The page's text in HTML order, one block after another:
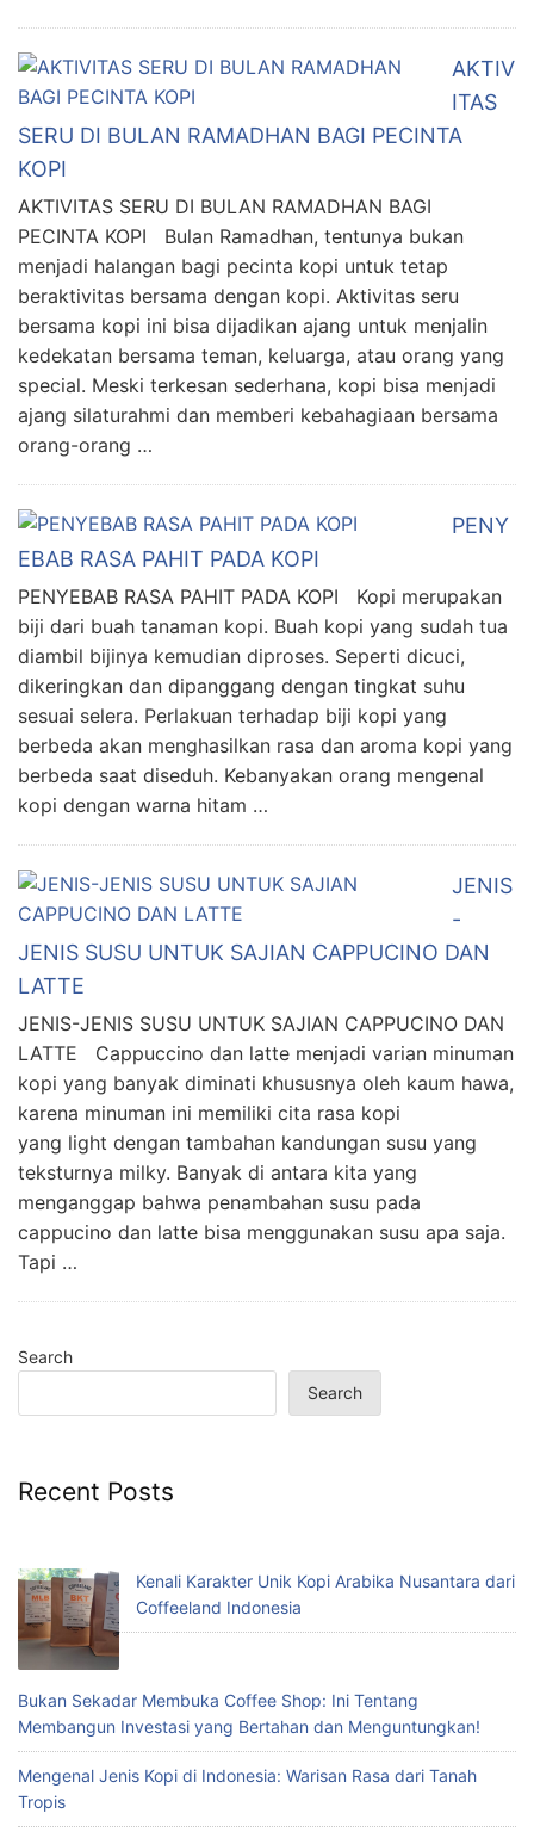
AKTIV
ITAS
SERU DI BULAN RAMADHAN BAGI PECINTA
KOPI
AKTIVITAS SERU DI BULAN RAMADHAN BAGI
PECINTA KOPI Bulan Ramadhan, tentunya bukan
menjadi halangan bagi pecinta kopi untuk tetap
beraktivitas bersama dengan kopi. Aktivitas seru
bersama kopi ini bisa dijadikan ajang untuk menjalin
kedekatan bersama teman, keluarga, atau orang yang
special. Meski terkesan sederhana, kopi bisa menjadi
ajang silaturahmi dan memberi kebahagiaan bersama
orang-orang …
PENY
EBAB RASA PAHIT PADA KOPI
PENYEBAB RASA PAHIT PADA KOPI Kopi merupakan
biji dari buah tanaman kopi. Buah kopi yang sudah tua
diambil bijinya kemudian diproses. Seperti dicuci,
dikeringkan dan dipanggang dengan tingkat suhu
sesuai selera. Perlakuan terhadap biji kopi yang
berbeda akan menghasilkan rasa dan aroma kopi yang
berbeda saat diseduh. Kebanyakan orang mengenal
kopi dengan warna hitam …
JENIS
-
JENIS SUSU UNTUK SAJIAN CAPPUCINO DAN
LATTE
JENIS-JENIS SUSU UNTUK SAJIAN CAPPUCINO DAN
LATTE Cappuccino dan latte menjadi varian minuman
kopi yang banyak diminati khususnya oleh kaum hawa,
karena minuman ini memiliki cita rasa kopi
yang light dengan tambahan kandungan susu yang
teksturnya milky. Banyak di antara kita yang
menganggap bahwa penambahan susu pada
cappucino dan latte bisa menggunakan susu apa saja.
Tapi …
Search
Search
Recent Posts
Kenali Karakter Unik Kopi Arabika Nusantara dari
Coffeeland Indonesia
Bukan Sekadar Membuka Coffee Shop: Ini Tentang
Membangun Investasi yang Bertahan dan Menguntungkan!
Mengenal Jenis Kopi di Indonesia: Warisan Rasa dari Tanah
Tropis